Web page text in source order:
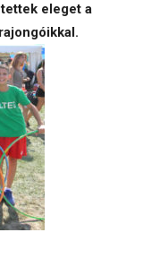
eleget a